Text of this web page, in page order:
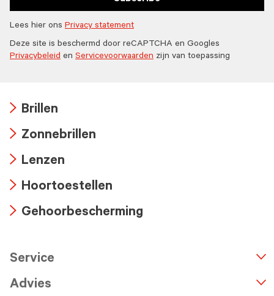
Lees hier ons Privacy statement
Deze site is beschermd door reCAPTCHA en Googles
Privacybeleid en Servicevoorwaarden zijn van toepassing
icon
Brillen
icon
Zonnebrillen
icon
Lenzen
icon
Hoortoestellen
Gehoorbescherming
Service
Advies